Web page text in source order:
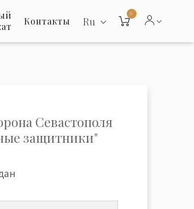
Контакты Ru
0
Севастополя
защитники"